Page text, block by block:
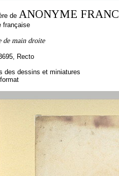
de ANONYME
française
de main droite
Recto
des dessins et miniatures